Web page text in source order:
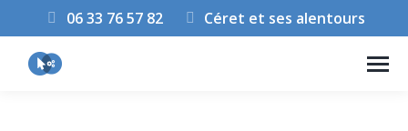
06 33 76 57 82 Céret et ses alentours